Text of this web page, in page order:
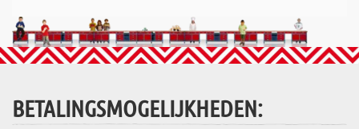
BETALINGSMOGELIJKHEDEN: